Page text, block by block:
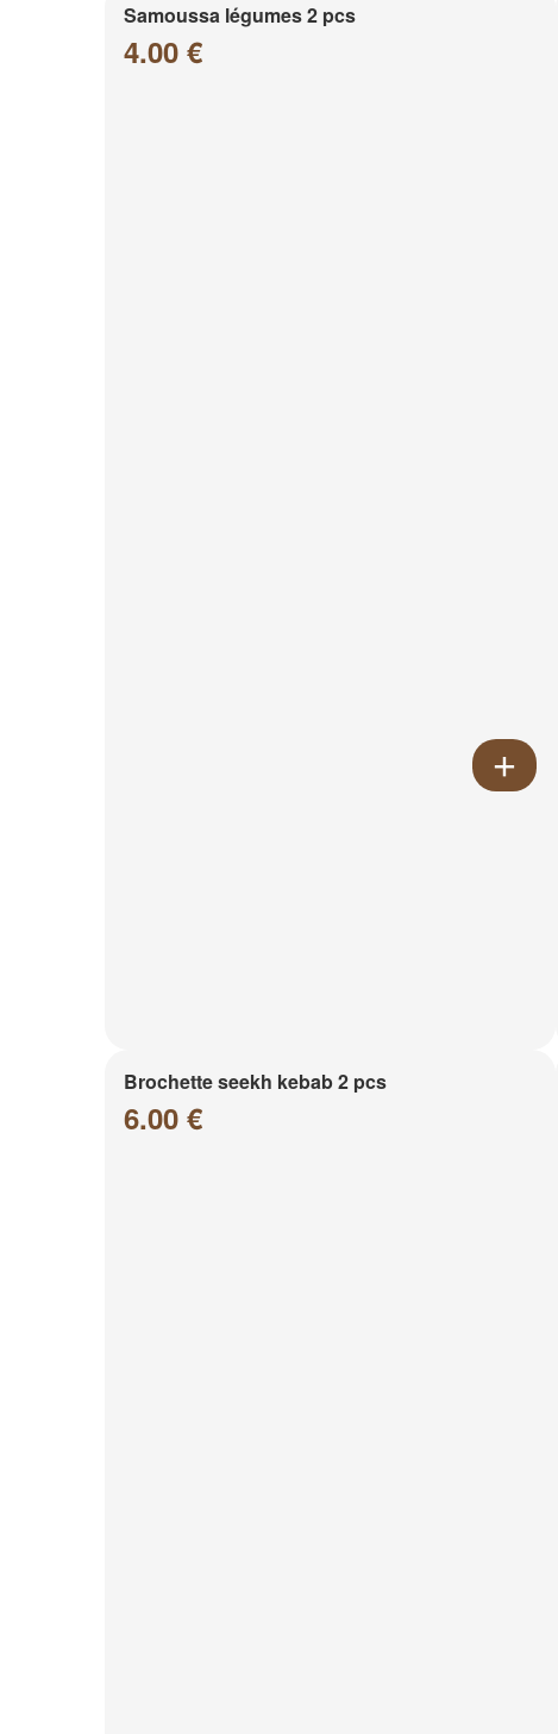
Samoussa légumes 2 pcs
4.00 €
Brochette seekh kebab 2 pcs
6.00 €